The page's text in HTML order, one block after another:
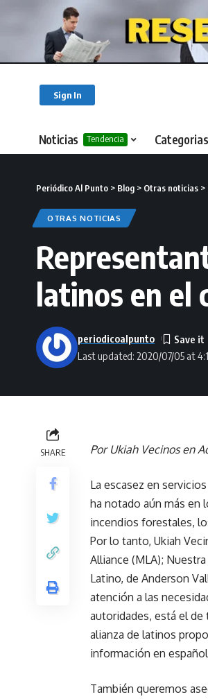
Sign In
Noticias Tendencia Categorias
Periódico Al Punto > Blog > Otras noticias >
OTRAS NOTICIAS
latinos en el
Last updated: 2020/07/05 at
periodicoalpunto
SHARE Por Ukiah Vecinos en
La escasez en
ha notado aún más en
incendios forestales,
Por lo tanto, Ukiah
Alliance (MLA);
Latino, de Anderson
atención a las
autoridades, está el
alianza de latinos
información en
También queremos